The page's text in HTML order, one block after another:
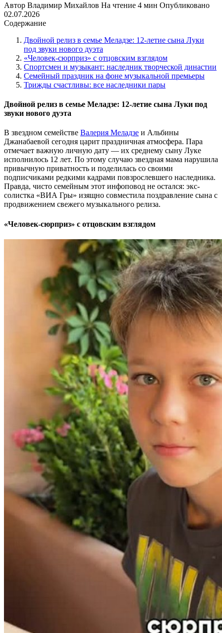
Автор Владимир Михайлов На чтение 4 мин Опубликовано
02.07.2026
Содержание
Двойной релиз в семье Меладзе: 12-летие сына Луки
под звуки нового дуэта
«Человек-сюрприз» с отцовским взглядом
Спортсмен и музыкант: наследник творческой династии
Семейный праздник на фоне музыкальной премьеры
Трижды счастливы: все наследники пары
Двойной релиз в семье Меладзе: 12-летие сына Луки под
звуки нового дуэта
В звездном семействе Валерия Меладзе и Альбины
Джанабаевой сегодня царит праздничная атмосфера. Пара
отмечает важную личную дату — их среднему сыну Луке
исполнилось 12 лет. По этому случаю звездная мама нарушила
привычную приватность и поделилась со своими
подписчиками редкими кадрами повзрослевшего наследника.
Правда, чисто семейным этот инфоповод не остался: экс-
солистка «ВИА Гры» изящно совместила поздравление сына с
продвижением свежего музыкального релиза.
«Человек-сюрприз» с отцовским взглядом